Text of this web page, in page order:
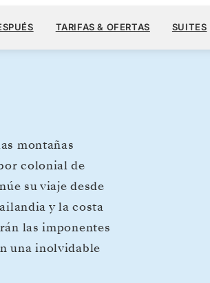
POR HUÉSPED, CON TARIFA ALL-INCLUSIVE
TARIFAS & OFERTAS SUITES
montañas
colonial de
su viaje desde
y la costa
las imponentes
una inolvidable